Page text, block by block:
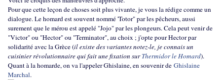
Pour que cette leçon de choses soit plus vivante, je vous la rédige comme un
dialogue. Le homard est souvent nommé 'Totor" par les pêcheurs, aussi
surement que le mérou est appelé "Jojo" par les plongeurs. Cela peut venir de
"Victor" ou "Hector" ou "Terminator", au choix ; j'opte pour Hector par
solidarité avec la Grèce (il existe des variantes notez-le, je connais un
cuisinier révolutionnaire qui fait une fixation surThermidor le Homard).
Quant à la homarde, on va l'appeler Ghislaine, en souvenir de Ghislaine
Marchal.